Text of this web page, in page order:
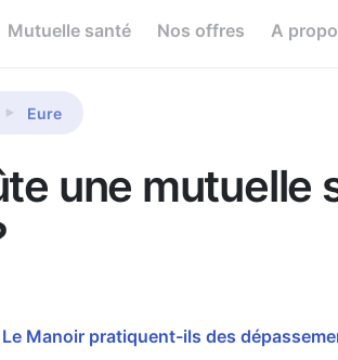
Mutuelle santé Nos offres A
Eure
une mutuelle
Manoir pratiquent-ils des